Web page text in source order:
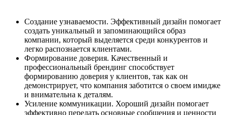
Создание узнаваемости. Эффективный дизайн помогает
создать уникальный и запоминающийся образ
компании, который выделяется среди конкурентов и
легко распознается клиентами.
Формирование доверия. Качественный и
профессиональный брендинг способствует
формированию доверия у клиентов, так как он
демонстрирует, что компания заботится о своем имидже
и внимательна к деталям.
Усиление коммуникации. Хороший дизайн помогает
эффективно передать основные сообщения и ценности